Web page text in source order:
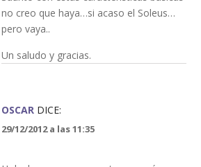
no creo que haya…si acaso el Soleus…
pero vaya..
Un saludo y gracias.
OSCAR DICE:
29/12/2012 a las 11:35